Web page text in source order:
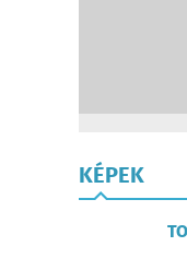
KÉPEK